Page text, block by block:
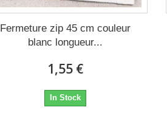
Fermeture zip 45 cm couleur
blanc longueur...
1,55 €
In Stock